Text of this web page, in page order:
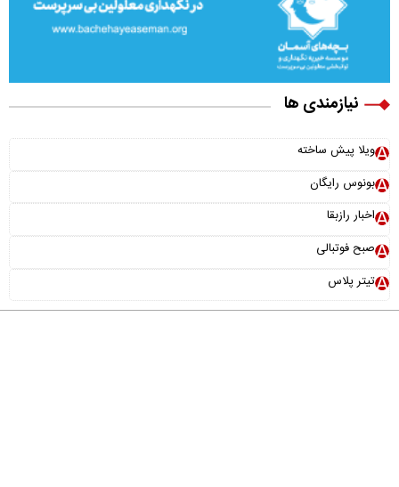
نیازمندی ها
ویلا پیش ساخته
بونوس رایگان
اخبار رازبقا
صبح فوتبالی
تیتر پلاس